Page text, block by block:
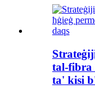
tal-fibra
ta' kisi